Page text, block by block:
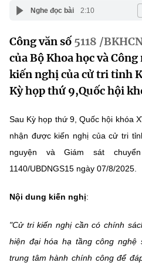
Cơ cấu tổ chức
Lịch sử phát triển
Sở Khoa học và Công nghệ
Khoa học và Công nghệ
Đổi mới sáng tạo
Chuyển đổi số
Sở hữu trí tuệ
Tiêu chuẩn, đo lường, chất
Năng lượng nguyên tử
Tin tổng hợp
Dịch vụ công
Hệ thống văn bản
Văn bản chỉ đạo điều hành
Lấy ý kiến người dân về dự
THỐNG KÊ
Khoa học và Công nghệ
Đổi mới sáng tạo
Chuyển đổi số
Bưu chính, Viễn thông
Multimedia
THƯ ĐIỆN TỬ
Videos
Nghe đọc bài 2:10
Công văn số 5118 /
của Bộ Khoa học và
kiến nghị của cử tri tỉnh
Kỳ họp thứ 9,Quốc hội
Sau Kỳ họp thứ 9, Quốc hội khóa
nhận được kiến nghị của cử tri
nguyện và Giám sát
1140/UBDNGS15 ngày 07/8/2025.
Nội dung kiến nghị:
"Cử tri kiến nghị cần có chính
hiện đại hóa hạ tầng công
trung tâm hành chính công để